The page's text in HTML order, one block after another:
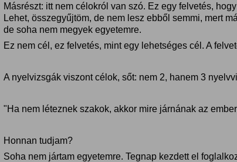
Másrészt: itt nem célokról van szó. Ez egy felvetés,
Lehet, összegyűjtöm, de nem lesz ebből semmi, mert
de soha nem megyek egyetemre.
Ez nem cél, ez felvetés, mint egy lehetséges cél. A
A nyelvizsgák viszont célok, sőt: nem 2, hanem 3
"Ha nem léteznek szakok, akkor mire járnának az
Honnan tudjam?
Soha nem jártam egyetemre. Tegnap kezdett el